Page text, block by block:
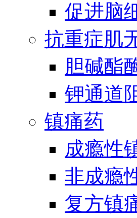
促进脑
抗重症肌
胆碱酯
钾通道
镇痛药
成瘾性
非成瘾
复方镇